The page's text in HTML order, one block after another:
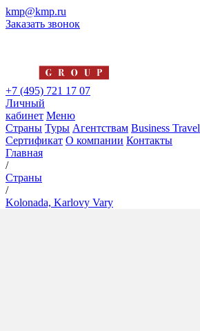
kmp@kmp.ru
Заказать звонок
+7 (495) 721 17 07
Личный
кабинет Меню
Страны Туры Агентствам Business Travel
Сертификат О компании Контакты
Главная
/
Страны
/
Kolonada, Karlovy Vary